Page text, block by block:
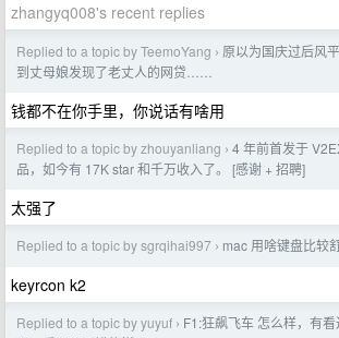
zhangyq008's recent replies
Replied to a topic by TeemoYang › 原以为国庆过后风
到丈母娘发现了老丈人的网贷……
钱都不在你手里，你说话有啥用
Replied to a topic by zhouyanliang › 4 年前首发于
品，如今有 17K star 和千万收入了。 [感谢 + 招聘]
太强了
Replied to a topic by sgrqihai997 › mac 用啥键盘比较
keyrcon k2
Replied to a topic by yuyuf › F1:狂飙飞车 怎么样，有看